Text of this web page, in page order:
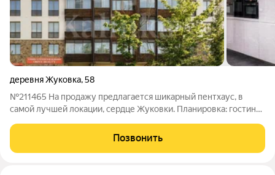
деревня Жуковка,58
№211465 На продажу предлагается шикарный пентхаус, в
самой лучшей локации, сердце Жуковки. Планировка: гостиная
спальня с санузлом, гардеробной и выходом на летнюю
веранду, кабинет, прачечная,
Позвонить